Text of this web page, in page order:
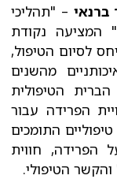
ברנאי – "תהליכי
המציעה נקודת
לסיום הטיפול,
מהשנים
הטיפולית
הפרידה עבור
התומכים
הפרידה, חווית
הטיפולי.